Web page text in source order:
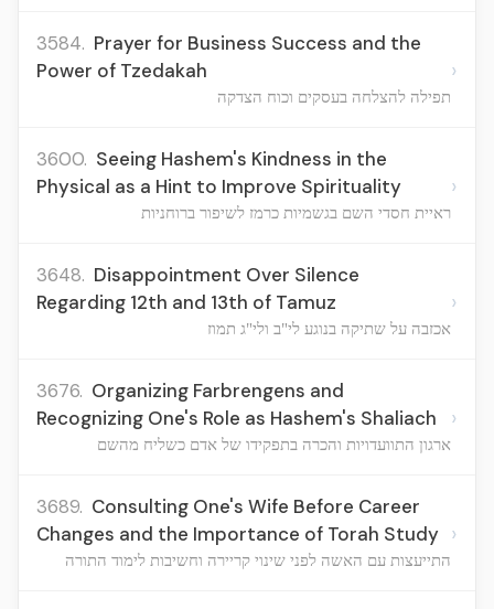
3584. Prayer for Business Success and the
Power of Tzedakah
תפילה להצלחה בעסקים וכוח הצדקה
›
3600. Seeing Hashem's Kindness in the
Physical as a Hint to Improve Spirituality
ראיית חסדי השם בגשמיות כרמז לשיפור ברוחניות
›
3648. Disappointment Over Silence
Regarding 12th and 13th of Tamuz
אכזבה על שתיקה בנוגע לי"ב ולי"ג תמוז
›
3676. Organizing Farbrengens and
Recognizing One's Role as Hashem's Shaliach
ארגון התוועדויות והכרה בתפקידו של אדם כשליח מהשם
›
3689. Consulting One's Wife Before Career
Changes and the Importance of Torah Study
התייעצות עם האשה לפני שינוי קריירה וחשיבות לימוד התורה
›